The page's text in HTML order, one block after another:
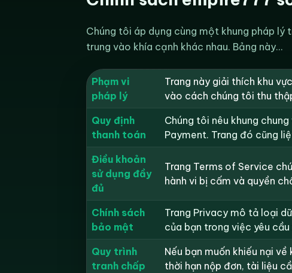
Chúng tôi áp dụng cùng một khung pháp
trung vào khía cạnh khác nhau. Bảng này...
Phạm vi
pháp lý
Trang này giải thích khu
vào cách chúng tôi thu
Quy định
thanh toán
Chúng tôi nêu khung
Payment. Trang đó cũng
Điều khoản
sử dụng đầy
đủ
Trang Terms of Service
hành vi bị cấm và quyền
Chính sách
bảo mật
Trang Privacy mô tả loại
của bạn trong việc yêu
Quy trình
tranh chấp
Nếu bạn muốn khiếu nại
thời hạn nộp đơn, tài liệu